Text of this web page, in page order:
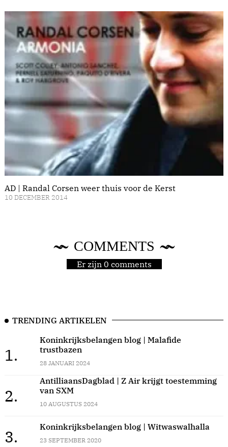
AD | Randal Corsen weer thuis voor de Kerst
10 DECEMBER 2014
COMMENTS
Er zijn 0 comments
TRENDING ARTIKELEN
1.
Koninkrijksbelangen blog | Malafide
trustbazen
28 JANUARI 2024
2.
AntilliaansDagblad | Z Air krijgt toestemming
van SXM
10 AUGUSTUS 2024
3.
Koninkrijksbelangen blog | Witwaswalhalla
23 SEPTEMBER 2020